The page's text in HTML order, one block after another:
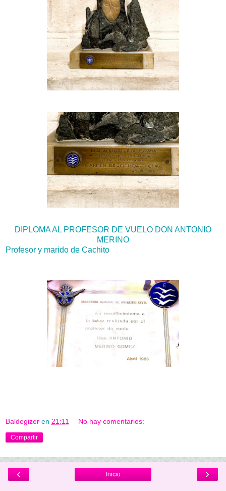
DIPLOMA AL PROFESOR DE VUELO DON ANTONIO
MERINO
Profesor y marido de Cachito
Baldegizer en 21:11 No hay comentarios:
Compartir
‹ ›
Inicio